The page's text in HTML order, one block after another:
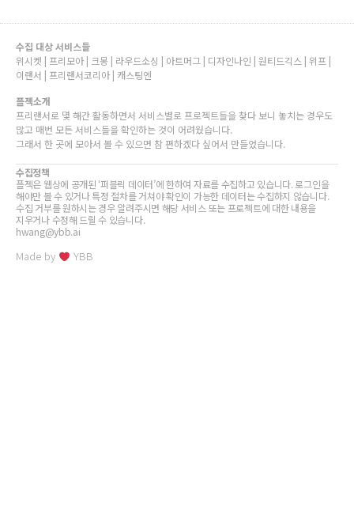
수집 대상 서비스들
위시켓 | 프리모아 | 크몽 | 라우드소싱 | 아트머그 | 디자인나인 | 원티드긱스 | 위프 |
이랜서 | 프리랜서코리아 | 캐스팅엔
플젝소개
프리랜서로 몇 해간 활동하면서 서비스별로 프로젝트들을 찾다 보니 놓치는 경우도
많고 매번 모든 서비스들을 확인하는 것이 어려웠습니다.
그래서 한 곳에 모아서 볼 수 있으면 참 편하겠다 싶어서 만들었습니다.
수집정책
플젝은 웹상에 공개된 ‘퍼블릭 데이터’에 한하여 자료를 수집하고 있습니다. 로그인을
해야만 볼 수 있거나 특정 절차를 거쳐야 확인이 가능한 데이터는 수집하지 않습니다.
수집 거부를 원하시는 경우 알려주시면 해당 서비스 또는 프로젝트에 대한 내용을
지우거나 수정해 드릴 수 있습니다.
hwang@ybb.ai
Made by YBB